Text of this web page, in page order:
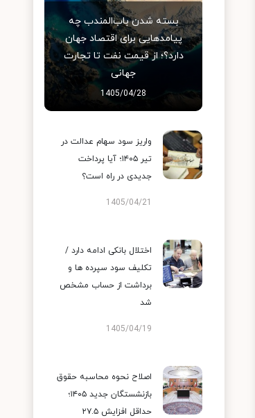
بسته شدن باب‌المندب چه
پیامدهایی برای اقتصاد جهان
دارد؟؛ از قیمت نفت تا تجارت
جهانی
1405/04/28
واریز سود سهام عدالت در
تیر ۱۴۰۵؛ آیا پرداخت
جدیدی در راه است؟
1405/04/21
اختلال بانکی ادامه دارد /
تکلیف سود سپرده ها و
برداشت از حساب مشخص
شد
1405/04/19
اصلاح نحوه محاسبه حقوق
بازنشستگان جدید ۱۴۰۵؛
حداقل افزایش ۲۷.۵